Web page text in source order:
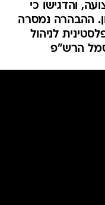
והדגישו כי
ההבהרה נמסרה
לניהול
הרש"פ